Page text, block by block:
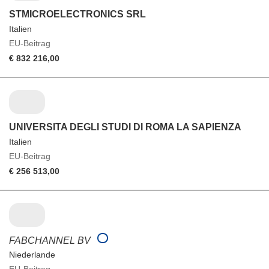
STMICROELECTRONICS SRL
Italien
EU-Beitrag
€ 832 216,00
UNIVERSITA DEGLI STUDI DI ROMA LA SAPIENZA
Italien
EU-Beitrag
€ 256 513,00
FABCHANNEL BV
Niederlande